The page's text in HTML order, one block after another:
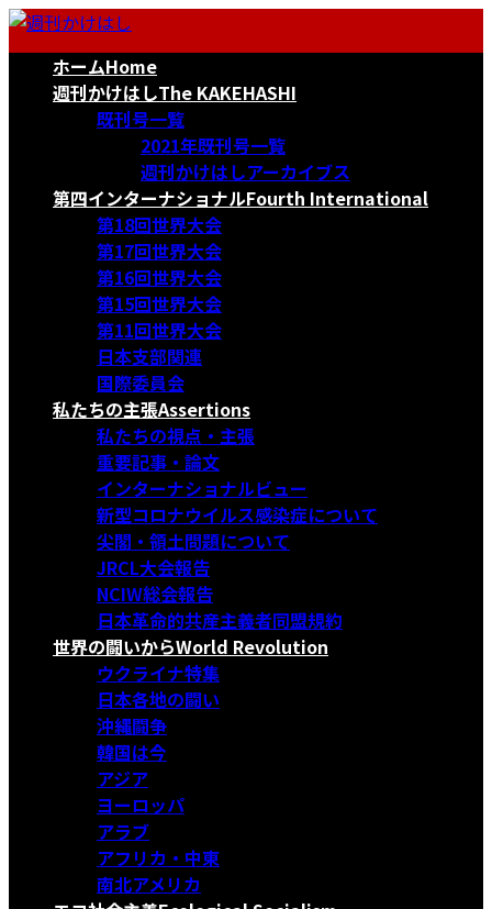
コ
ナ
ホームHome
週刊かけはしThe KAKEHASHI
既刊号一覧
2021年既刊号一覧
週刊かけはしアーカイブス
第四インターナショナルFourth International
第18回世界大会
第17回世界大会
第16回世界大会
第15回世界大会
第11回世界大会
日本支部関連
国際委員会
私たちの主張Assertions
私たちの視点・主張
重要記事・論文
インターナショナルビュー
新型コロナウイルス感染症について
尖閣・領土問題について
JRCL大会報告
NCIW総会報告
日本革命的共産主義者同盟規約
世界の闘いからWorld Revolution
ウクライナ特集
日本各地の闘い
沖縄闘争
韓国は今
アジア
ヨーロッパ
アラブ
アフリカ・中東
南北アメリカ